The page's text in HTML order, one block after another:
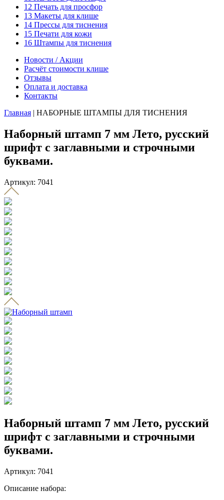
12 Печать для просфор
13 Макеты для клише
14 Прессы для тиснения
15 Печати для кожи
16 Штампы для тиснения
Новости / Акции
Расчёт стоимости клише
Отзывы
Оплата и доставка
Контакты
Главная | НАБОРНЫЕ ШТАМПЫ ДЛЯ ТИСНЕНИЯ
Наборный штамп 7 мм Лето, русский
шрифт с заглавными и строчными
буквами.
Артикул: 7041
Наборный штамп 7 мм Лето, русский
шрифт с заглавными и строчными
буквами.
Артикул: 7041
Описание набора: